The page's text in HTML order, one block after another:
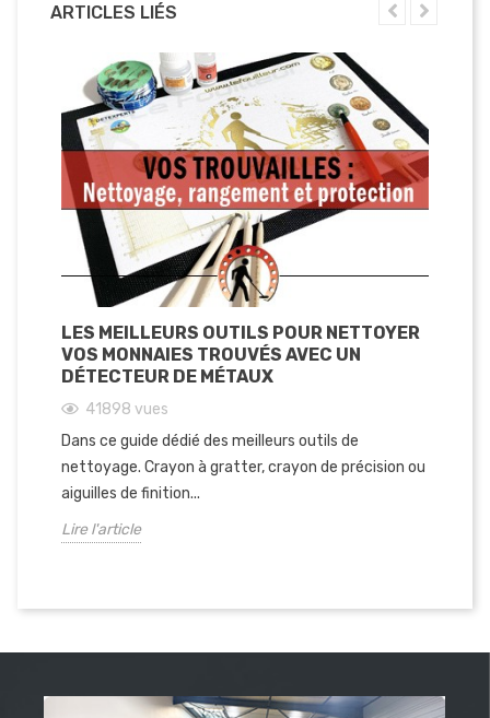
ARTICLES LIÉS
LES MEILLEURS OUTILS POUR NETTOYER
VOS MONNAIES TROUVÉS AVEC UN
DÉTECTEUR DE MÉTAUX
41898 vues
Dans ce guide dédié des meilleurs outils de
nettoyage. Crayon à gratter, crayon de précision ou
aiguilles de finition...
Lire l'article